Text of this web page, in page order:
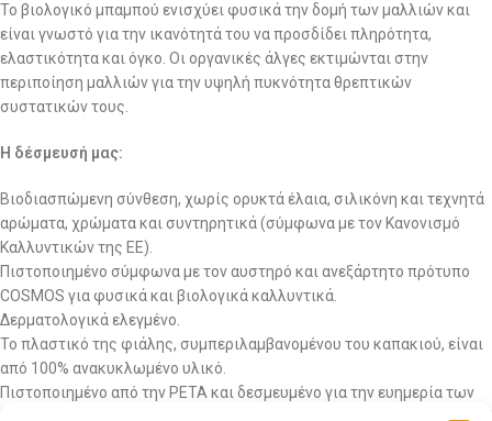
Το βιολογικό μπαμπού ενισχύει φυσικά την δομή των μαλλιών και
είναι γνωστό για την ικανότητά του να προσδίδει πληρότητα,
ελαστικότητα και όγκο. Οι οργανικές άλγες εκτιμώνται στην
περιποίηση μαλλιών για την υψηλή πυκνότητα θρεπτικών
συστατικών τους.
Η δέσμευσή μας:
Βιοδιασπώμενη σύνθεση, χωρίς ορυκτά έλαια, σιλικόνη και τεχνητά
αρώματα, χρώματα και συντηρητικά (σύμφωνα με τον Κανονισμό
Καλλυντικών της ΕΕ).
Πιστοποιημένο σύμφωνα με τον αυστηρό και ανεξάρτητο πρότυπο
COSMOS για φυσικά και βιολογικά καλλυντικά.
Δερματολογικά ελεγμένο.
Το πλαστικό της φιάλης, συμπεριλαμβανομένου του καπακιού, είναι
από 100% ανακυκλωμένο υλικό.
Πιστοποιημένο από την PETA και δεσμευμένο για την ευημερία των